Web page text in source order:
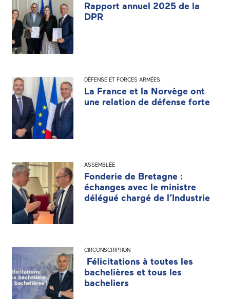
Rapport annuel 2025 de la
DPR
DÉFENSE ET FORCES ARMÉES
La France et la Norvège ont
une relation de défense forte
ASSEMBLÉE
Fonderie de Bretagne :
échanges avec le ministre
délégué chargé de l’Industrie
CIRCONSCRIPTION
Félicitations à toutes les
bachelières et tous les
bacheliers